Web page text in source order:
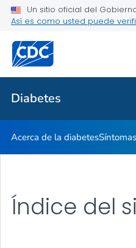
Un sitio oficial del
Así es como usted puede
Diabetes
Vivir con diabetes
Temas relacionados
Diabetes
Acerca de la diabetes
Índice del